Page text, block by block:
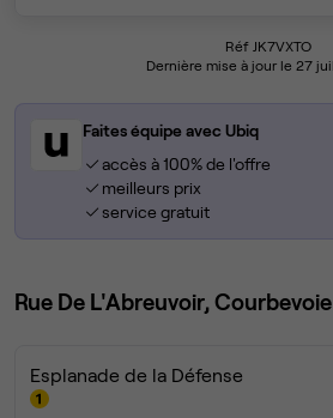
Réf JK7VXTO
Dernière mise à jour le 27
Faites équipe avec Ubiq
accès à 100% de l'offre
meilleurs prix
service gratuit
Rue De L'Abreuvoir, Courbevoie
Esplanade de la Défense